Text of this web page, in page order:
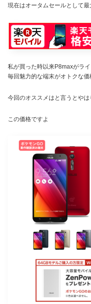
現在はオータムセールとして最
私が買った時以来P8maxがラ
毎回魅力的な端末がオトクな価
今回のオススメはと言うとやは
この価格ですよ